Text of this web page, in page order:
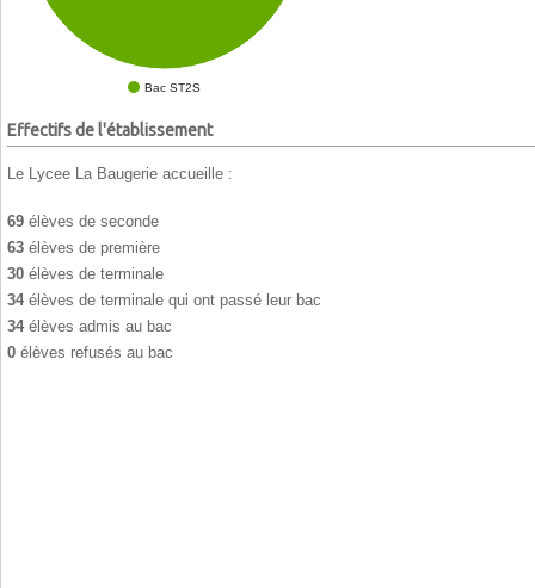
Bac ST2S
Effectifs de l'établissement
Le Lycee La Baugerie accueille :
69 élèves de seconde
63 élèves de première
30 élèves de terminale
34élèves de terminale qui ont passé leur bac
34élèves admis au bac
0 élèves refusés au bac